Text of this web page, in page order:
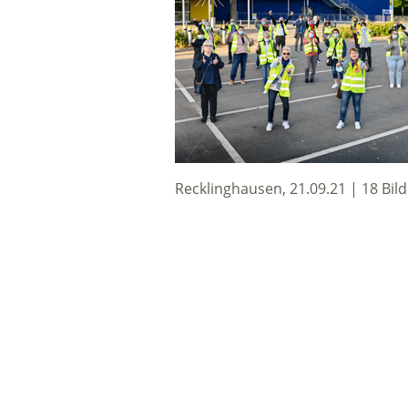
Recklinghausen, 21.09.21 | 18